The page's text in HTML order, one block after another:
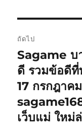
ถัดไป
เรื่อง
ต่อ
ไป:
Sagame บ
ดี รวมข้อดีที่
17 กรกฎาค
เว็บแม่ ใหม่